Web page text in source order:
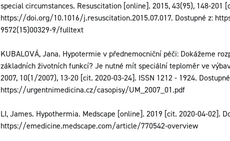
special circumstances. Resuscitation [online]. 2015, 43(95), 148-201
https://doi.org/10.1016/j.resuscitation.2015.07.017. Dostupné z:
9572(15)00329-9/fulltext
KUBALOVÁ, Jana. Hypotermie v přednemocniční péči: Dokážeme
základních životních funkcí? Je nutné mít speciální teploměr ve
2007, 10(1/2007), 13-20 [cit. 2020-03-24]. ISSN 1212 - 1924.
https://urgentnimedicina.cz/casopisy/UM_2007_01.pdf
LI, James. Hypothermia. Medscape [online]. 2019 [cit. 2020-04-02].
https://emedicine.medscape.com/article/770542-overview